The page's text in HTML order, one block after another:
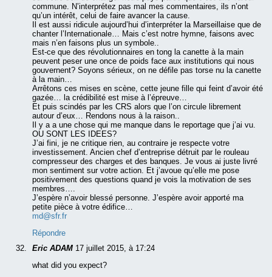
commune. N’interprétez pas mal mes commentaires, ils n’ont
qu’un intérêt, celui de faire avancer la cause.
Il est aussi ridicule aujourd’hui d’interpréter la Marseillaise que de
chanter l’Internationale… Mais c’est notre hymne, faisons avec
mais n’en faisons plus un symbole..
Est-ce que des révolutionnaires en tong la canette à la main
peuvent peser une once de poids face aux institutions qui nous
gouvernent? Soyons sérieux, on ne défile pas torse nu la canette
à la main…
Arrêtons ces mises en scène, cette jeune fille qui feint d’avoir été
gazée… la crédibilité est mise à l’épreuve…
Et puis scindés par les CRS alors que l’on circule librement
autour d’eux… Rendons nous à la raison..
Il y a a une chose qui me manque dans le reportage que j’ai vu.
OU SONT LES IDEES?
J’ai fini, je ne critique rien, au contraire je respecte votre
investissement. Ancien chef d’entreprise détruit par le rouleau
compresseur des charges et des banques. Je vous ai juste livré
mon sentiment sur votre action. Et j’avoue qu’elle me pose
positivement des questions quand je vois la motivation de ses
membres….
J’espère n’avoir blessé personne. J’espère avoir apporté ma
petite pièce à votre édifice…
md@sfr.fr
Répondre
Eric ADAM 17 juillet 2015, à 17:24
what did you expect?